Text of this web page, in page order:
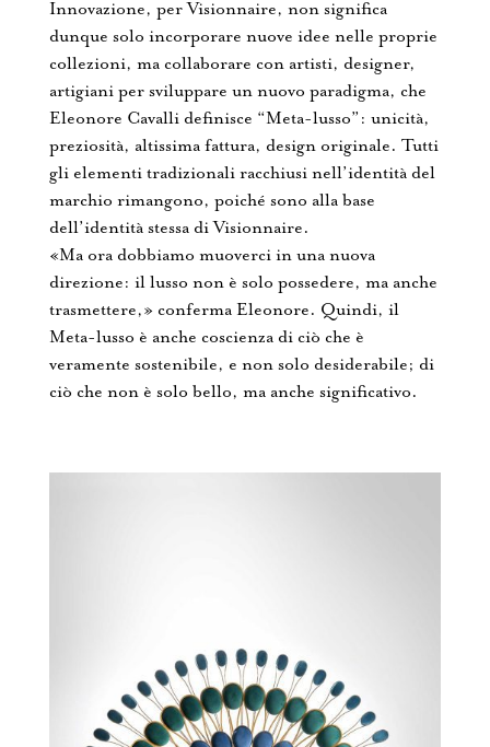
Innovazione, per Visionnaire, non significa
dunque solo incorporare nuove idee nelle proprie
collezioni, ma collaborare con artisti, designer,
artigiani per sviluppare un nuovo paradigma, che
Eleonore Cavalli definisce “Meta-lusso”: unicità,
preziosità, altissima fattura, design originale. Tutti
gli elementi tradizionali racchiusi nell’identità del
marchio rimangono, poiché sono alla base
dell’identità stessa di Visionnaire.
«Ma ora dobbiamo muoverci in una nuova
direzione: il lusso non è solo possedere, ma anche
trasmettere,» conferma Eleonore. Quindi, il
Meta-lusso è anche coscienza di ciò che è
veramente sostenibile, e non solo desiderabile; di
ciò che non è solo bello, ma anche significativo.